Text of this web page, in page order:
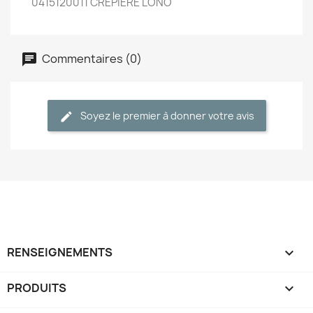
Commentaires (0)
Soyez le premier à donner votre avis
RENSEIGNEMENTS 
PRODUITS 